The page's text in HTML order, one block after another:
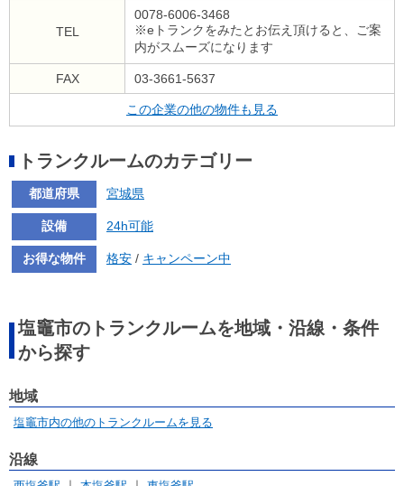
TEL
0078-6006-3468
※eトランクをみたとお伝え頂けると、ご案
内がスムーズになります
FAX 03-3661-5637
この企業の他の物件も見る
トランクルームのカテゴリー
都道府県 宮城県
設備 24h可能
お得な物件 格安 / キャンペーン中
塩竈市のトランクルームを地域・沿線・条件
から探す
地域
塩竈市内の他のトランクルームを見る
沿線